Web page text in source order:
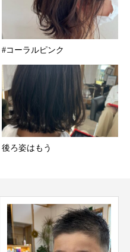
#コーラルピンク
後ろ姿はもう